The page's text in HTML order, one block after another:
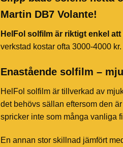
Martin DB7 Volante!
HelFol solfilm är riktigt enkel
verkstad kostar ofta 3000-4000
Enastående solfilm –
HelFol solfilm är tillverkad av
det behövs sällan eftersom den
spricker inte som många vanliga
En annan stor skillnad jämfört